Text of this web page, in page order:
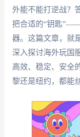
外能不能打逆战？
把合适的“钥匙
器。这篇文章，就
深入探讨海外玩国
高效、稳定、安全
黎还是纽约，都能